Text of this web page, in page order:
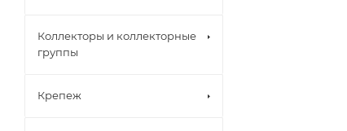
Коллекторы и коллекторные
группы
Крепеж